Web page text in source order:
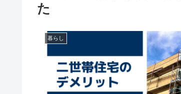
た
暮らし